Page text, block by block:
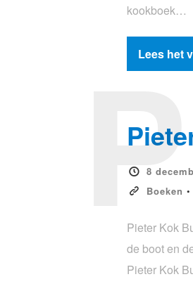
kookboek…
Lees het
8
Boeken •
P
Pieter Kok
de boot en
Pieter Kok